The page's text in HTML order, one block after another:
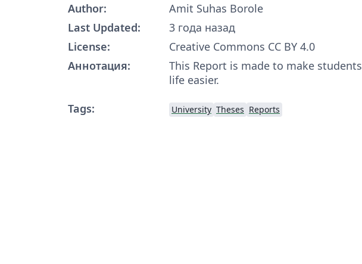
Author:
Amit Suhas Borole
Last Updated:
3 года назад
License:
Creative Commons CC BY 4.0
Аннотация:
This Report is made to make students
life easier.
Tags:
University Theses Reports